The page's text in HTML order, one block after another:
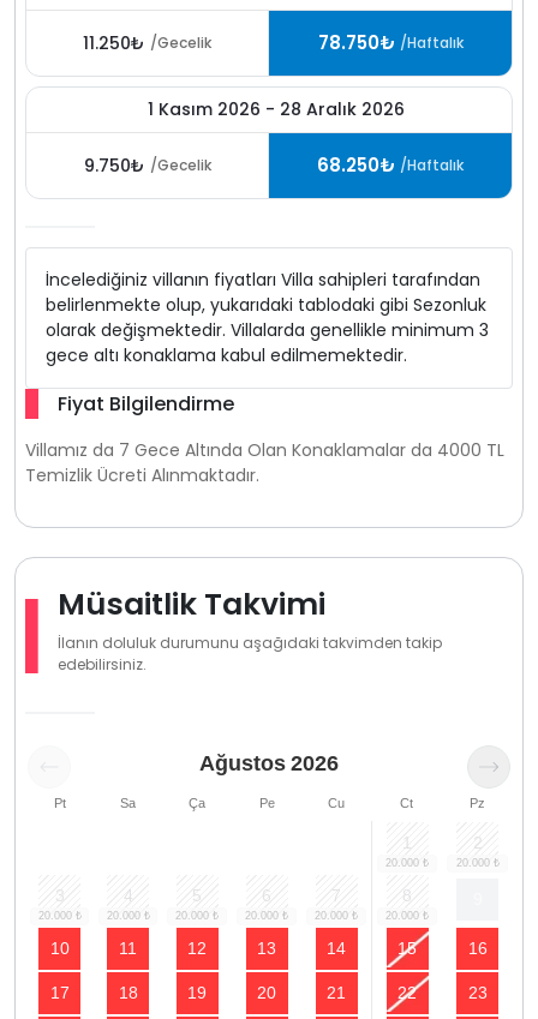
11.250₺ /Gecelik 78.750₺ /Haftalık
1 Kasım 2026 - 28 Aralık 2026
9.750₺ /Gecelik 68.250₺ /Haftalık
İncelediğiniz villanın fiyatları Villa sahipleri tarafından
belirlenmekte olup, yukarıdaki tablodaki gibi Sezonluk
olarak değişmektedir. Villalarda genellikle minimum 3
gece altı konaklama kabul edilmemektedir.
Fiyat Bilgilendirme
Villamız da 7 Gece Altında Olan Konaklamalar da 4000 TL
Temizlik Ücreti Alınmaktadır.
Müsaitlik Takvimi
İlanın doluluk durumunu aşağıdaki takvimden takip
edebilirsiniz.
Ağustos 2026
Pt Sa Ça Pe Cu Ct Pz
1 2
3 4 5 6 7 8
10 11 12 13 14 15 16
17 18 19 20 21 22 23